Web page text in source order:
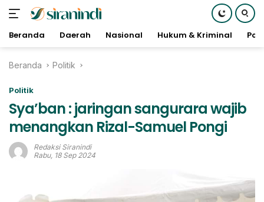
Beranda Daerah Nasional Hukum & Kriminal
Beranda Politik
Politik
Sya’ban : jaringan sangurara wajib
menangkan Rizal-Samuel Pongi
Redaksi Siranindi
Rabu, 18 Sep 2024